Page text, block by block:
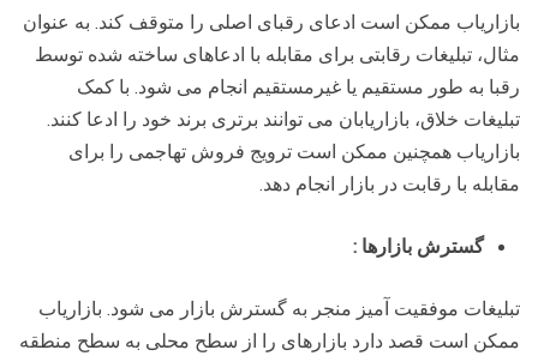
بازاریاب ممکن است ادعای رقبای اصلی را متوقف کند. به عنوان
مثال، تبلیغات رقابتی برای مقابله با ادعاهای ساخته شده توسط
رقبا به طور مستقیم یا غیرمستقیم انجام می شود. با کمک
تبلیغات خلاق، بازاریابان می توانند برتری برند خود را ادعا کنند.
بازاریاب همچنین ممکن است ترویج فروش تهاجمی را برای
مقابله با رقابت در بازار انجام دهد.
گسترش بازارها :
تبلیغات موفقیت آمیز منجر به گسترش بازار می شود. بازاریاب
ممکن است قصد دارد بازارهای را از سطح محلی به سطح منطقه